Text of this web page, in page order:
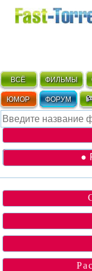
ВСЁ ФИЛЬМЫ
ЮМОР ФОРУМ
●